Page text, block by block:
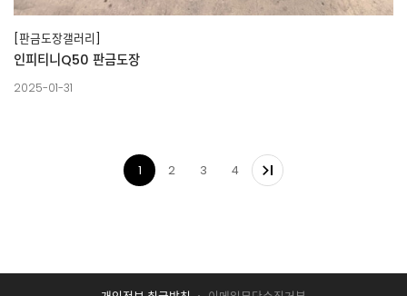
[판금도장갤러리]
인피티니Q50 판금도장
2025-01-31
1 2 3 4